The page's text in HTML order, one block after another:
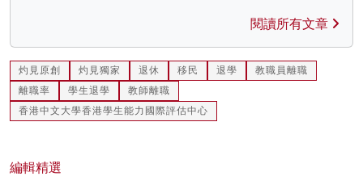
閱讀所有文章
灼見原創 灼見獨家 退休 移民 退學
教職員離職
離職率
學生退學
教師離職
香港中文大學香港學生能力國際評估中心
編輯精選